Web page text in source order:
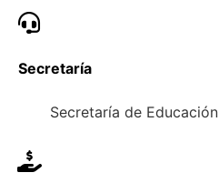
Secretaría
Secretaría de Educación